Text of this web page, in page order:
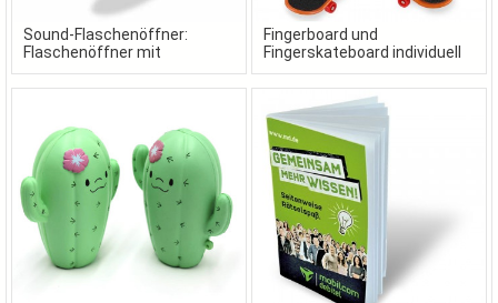
Sound-Flaschenöffner:
Flaschenöffner mit
Wunschsound als
Werbeartikel
Fingerboard und
Fingerskateboard individuell
gestaltet in Ihrem Design